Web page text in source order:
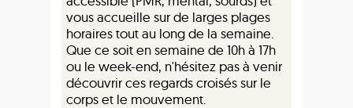
vous accueille sur de larges plages
horaires tout au long de la semaine.
Que ce soit en semaine de 10h à 17h
ou le week-end, n'hésitez pas à venir
découvrir ces regards croisés sur le
corps et le mouvement.